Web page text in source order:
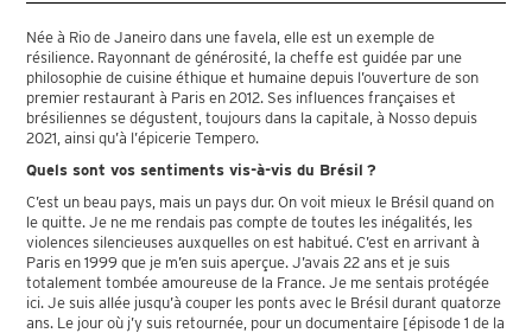
Née à Rio de Janeiro dans une favela, elle est un exemple de
résilience. Rayonnant de générosité, la cheffe est guidée par une
philosophie de cuisine éthique et humaine depuis l’ouverture de son
premier restaurant à Paris en 2012. Ses influences françaises et
brésiliennes se dégustent, toujours dans la capitale, à Nosso depuis
2021, ainsi qu’à l’épicerie Tempero.
Quels sont vos sentiments vis-à-vis du Brésil ?
C’est un beau pays, mais un pays dur. On voit mieux le Brésil quand on
le quitte. Je ne me rendais pas compte de toutes les inégalités, les
violences silencieuses auxquelles on est habitué. C’est en arrivant à
Paris en 1999 que je m’en suis aperçue. J’avais 22 ans et je suis
totalement tombée amoureuse de la France. Je me sentais protégée
ici. Je suis allée jusqu’à couper les ponts avec le Brésil durant quatorze
ans. Le jour où j’y suis retournée, pour un documentaire [épisode 1 de la